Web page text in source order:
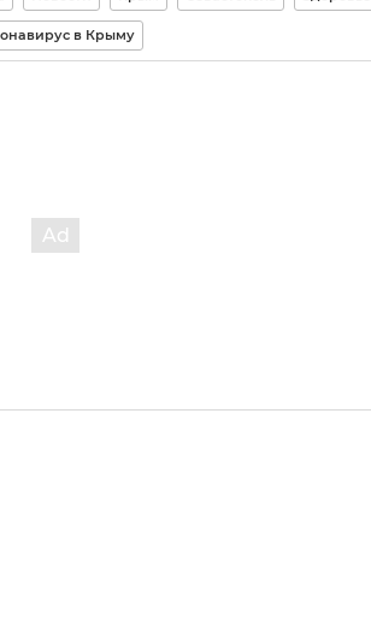
в Крыму